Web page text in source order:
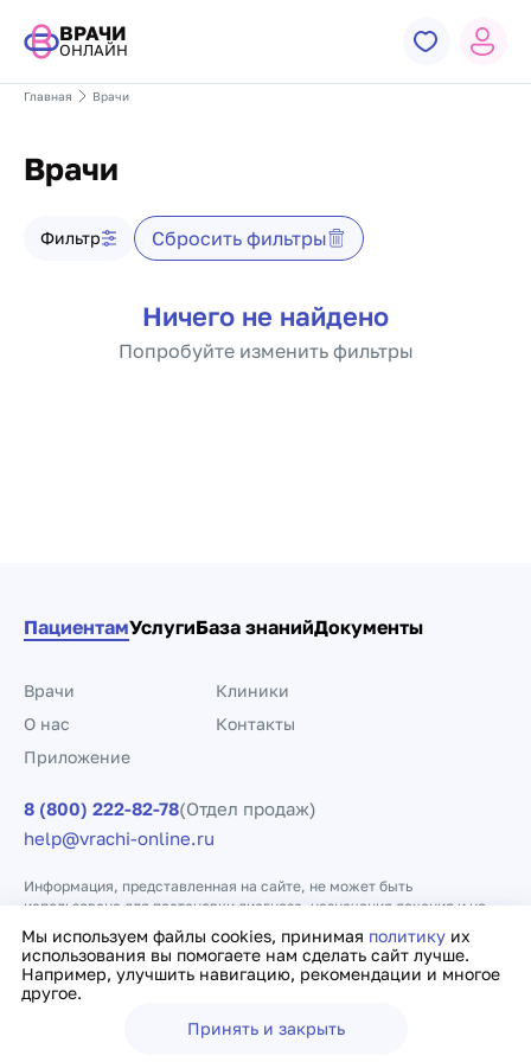
ВРАЧИ
ОНЛАЙН
Главная Врачи
Врачи
Фильтр врачей
Фильтр Сбросить фильтры
Список врачейНичего не найдено
Попробуйте изменить фильтры
Мы используем файлы cookies, принимая политику их
использования вы помогаете нам сделать сайт лучше.
Например, улучшить навигацию, рекомендации и многое
другое.
Принять и закрыть
ПациентамУслугиБаза знанийДокументы
Врачи
Клиники
О нас
Контакты
Приложение
8 (800) 222-82-78(Отдел продаж)
help@vrachi-online.ru
Информация, представленная на сайте, не может быть
использована для постановки диагноза, назначения лечения и не
заменяет прием врача.
Политика конфиденциальности Договор оферты